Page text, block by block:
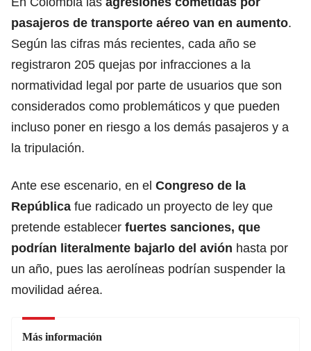
pasajeros de transporte aéreo van en aumento.
Según las cifras más recientes, cada año se
registraron 205 quejas por infracciones a la
normatividad legal por parte de usuarios que son
considerados como problemáticos y que pueden
incluso poner en riesgo a los demás pasajeros y a
la tripulación.
Ante ese escenario, en el Congreso de la
República fue radicado un proyecto de ley que
pretende establecer fuertes sanciones, que
podrían literalmente bajarlo del avión hasta por
un año, pues las aerolíneas podrían suspender la
movilidad aérea.
Más información